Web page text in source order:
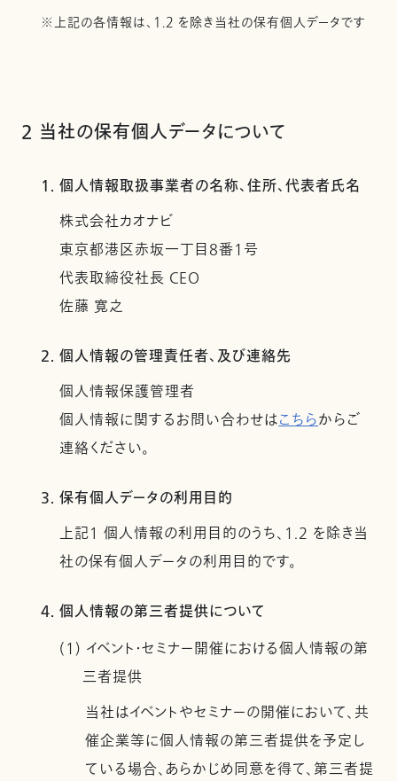
※上記の各情報は、1.2 を除き当社の保有個人データです
2 当社の保有個人データについて
1. 個人情報取扱事業者の名称、住所、代表者氏名
株式会社カオナビ
東京都港区赤坂一丁目8番1号
代表取締役社長 CEO
佐藤 寛之
2. 個人情報の管理責任者、及び連絡先
個人情報保護管理者
個人情報に関するお問い合わせはこちらからご
連絡ください。
3. 保有個人データの利用目的
上記１ 個人情報の利用目的のうち、1.2 を除き当
社の保有個人データの利用目的です。
4. 個人情報の第三者提供について
(1) イベント・セミナー開催における個人情報の第
三者提供
当社はイベントやセミナーの開催において、共
催企業等に個人情報の第三者提供を予定し
ている場合、あらかじめ同意を得て、第三者提